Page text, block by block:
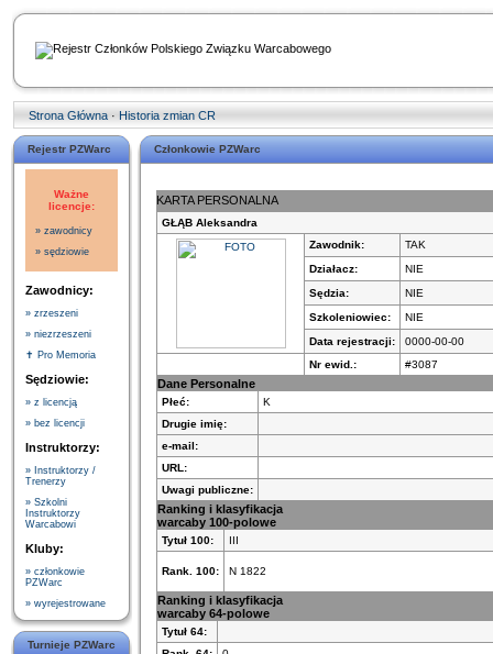
Strona Główna · Historia zmian CR
Rejestr PZWarc
Ważne
licencje:
» zawodnicy
» sędziowie
Zawodnicy:
» zrzeszeni
» niezrzeszeni
✝ Pro Memoria
Sędziowie:
» z licencją
» bez licencji
Instruktorzy:
» Instruktorzy /
Trenerzy
» Szkolni
Instruktorzy
Warcabowi
Kluby:
» członkowie
PZWarc
» wyrejestrowane
Turnieje PZWarc
Członkowie PZWarc
KARTA PERSONALNA
GŁĄB Aleksandra
Zawodnik:
TAK
Działacz:
NIE
Sędzia:
NIE
Szkoleniowiec:
NIE
Data rejestracji:
0000-00-00
Nr ewid.:
#3087
Dane Personalne
Płeć:
K
Drugie imię:
e-mail:
URL:
Uwagi publiczne:
Ranking i klasyfikacja
warcaby 100-polowe
Tytuł 100: III
Rank. 100: N 1822
Ranking i klasyfikacja
warcaby 64-polowe
Tytuł 64: